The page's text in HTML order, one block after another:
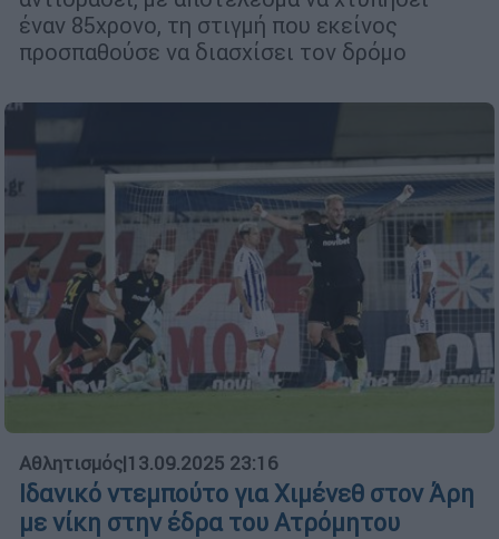
έναν 85χρονο, τη στιγμή που εκείνος
προσπαθούσε να διασχίσει τον δρόμο
Αθλητισμός|13.09.2025 23:16
Ιδανικό ντεμπούτο για Χιμένεθ στον Άρη
με νίκη στην έδρα του Ατρόμητου